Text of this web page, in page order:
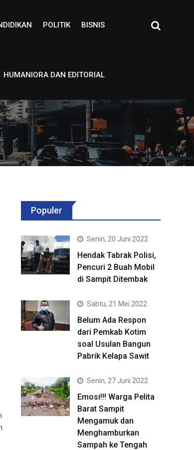
POLITIK BISNIS
HUMANIORA DAN EDITORIAL
Populer
Senin, 20 Juni 2022
Hendak Tabrak Polisi,
Pencuri 2 Buah Mobil
di Sampit Ditembak
Sabtu, 21 Mei 2022
Belum Ada Respon
dari Pemkab Kotim
soal Usulan Bangun
Pabrik Kelapa Sawit
Senin, 27 Juni 2022
Emosi!!! Warga Pelita
Barat Sampit
Mengamuk dan
Menghamburkan
Sampah ke Tengah